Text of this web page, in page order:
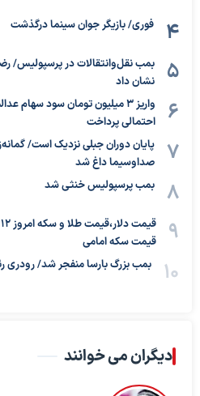
فوری/ بازیگر جوان سینما درگذشت
بمب نقل‌وانتقالات در پرسپولیس/
نشان داد
واریز ۳ میلیون تومان سود
احتمالی پرداخت
پایان دوران جبلی نزدیک است/
صداوسیما داغ شد
بمب پرسپولیس خنثی شد
قیمت سکه امامی
بمب بزرگ بارسا منفجر شد/ رودری
دیگران می خوانند